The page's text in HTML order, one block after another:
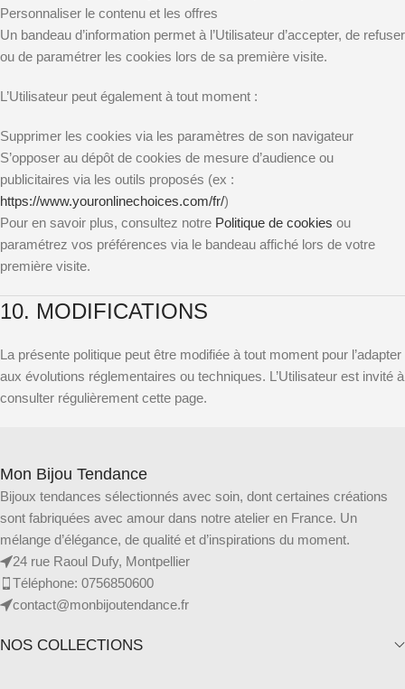
Personnaliser le contenu et les offres
Un bandeau d’information permet à l’Utilisateur d’accepter, de refuser
ou de paramétrer les cookies lors de sa première visite.
L’Utilisateur peut également à tout moment :
Supprimer les cookies via les paramètres de son navigateur
S’opposer au dépôt de cookies de mesure d’audience ou
publicitaires via les outils proposés (ex :
https://www.youronlinechoices.com/fr/)
Pour en savoir plus, consultez notre Politique de cookies ou
paramétrez vos préférences via le bandeau affiché lors de votre
première visite.
10. MODIFICATIONS
La présente politique peut être modifiée à tout moment pour l’adapter
aux évolutions réglementaires ou techniques. L’Utilisateur est invité à
consulter régulièrement cette page.
Mon Bijou Tendance
Bijoux tendances sélectionnés avec soin, dont certaines créations
sont fabriquées avec amour dans notre atelier en France. Un
mélange d’élégance, de qualité et d’inspirations du moment.
24 rue Raoul Dufy, Montpellier
Téléphone: 0756850600
contact@monbijoutendance.fr
NOS COLLECTIONS